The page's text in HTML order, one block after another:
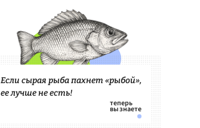
Если сырая рыба пахнет «рыбой»,
ее лучше не есть!